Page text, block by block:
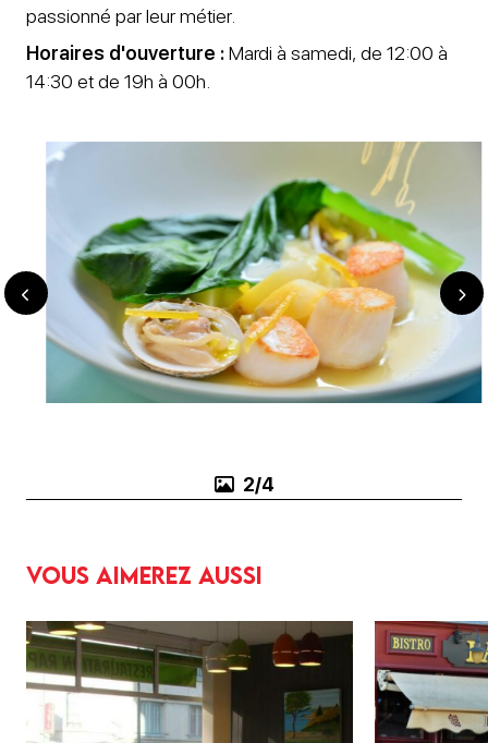
passionné par leur métier.
Horaires d'ouverture :Mardi à samedi, de 12:00 à
14:30 et de 19h à 00h.
3/4
Vous aimerez aussi